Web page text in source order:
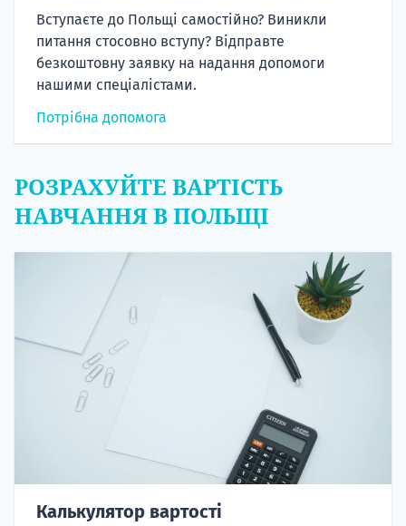
Вступаєте до Польщі самостійно? Виникли
питання стосовно вступу? Відправте
безкоштовну заявку на надання допомоги
нашими спеціалістами.
Потрібна допомога
РОЗРАХУЙТЕ ВАРТІСТЬ
НАВЧАННЯ В ПОЛЬЩІ
Калькулятор вартості